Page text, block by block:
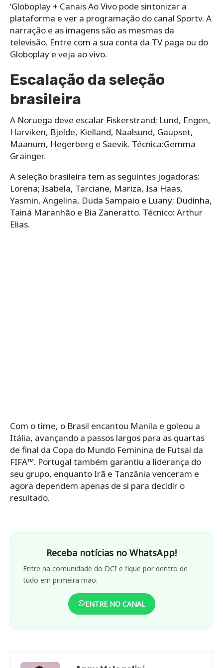
‘Globoplay + Canais Ao Vivo pode sintonizar a
plataforma e ver a programação do canal Sportv. A
narração e as imagens são as mesmas da
televisão. Entre com a sua conta da TV paga ou do
Globoplay e veja ao vivo.
Escalação da seleção
brasileira
A Noruega deve escalar Fiskerstrand; Lund, Engen,
Harviken, Bjelde, Kielland, Naalsund, Gaupset,
Maanum, Hegerberg e Saevik. Técnica:Gemma
Grainger.
A seleção brasileira tem as seguintes jogadoras:
Lorena; Isabela, Tarciane, Mariza, Isa Haas,
Yasmin, Angelina, Duda Sampaio e Luany; Dudinha,
Tainá Maranhão e Bia Zaneratto. Técnico: Arthur
Elias.
Com o time, o Brasil encantou Manila e goleou a
Itália, avançando a passos largos para as quartas
de final da Copa do Mundo Feminina de Futsal da
FIFA™. Portugal também garantiu a liderança do
seu grupo, enquanto Irã e Tanzânia venceram e
agora dependem apenas de si para decidir o
resultado.
Receba notícias no WhatsApp!
Entre na comunidade do DCI e fique por dentro de
tudo em primeira mão.
ENTRE NO CANAL